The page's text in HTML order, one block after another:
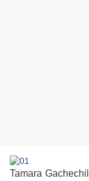
Tamara